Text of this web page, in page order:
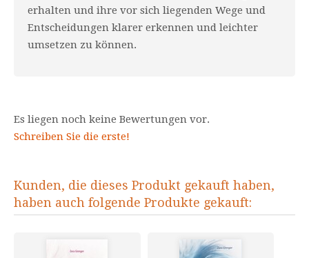
erhalten und ihre vor sich liegenden Wege und
Entscheidungen klarer erkennen und leichter
umsetzen zu können.
Es liegen noch keine Bewertungen vor.
Schreiben Sie die erste!
Kunden, die dieses Produkt gekauft haben,
haben auch folgende Produkte gekauft: